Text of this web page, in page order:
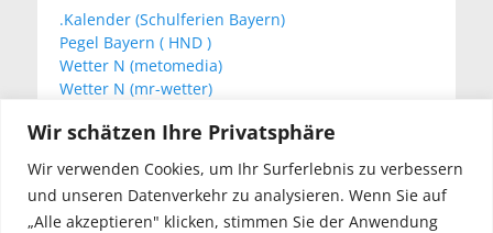
Wir schätzen Ihre Privatsphäre
Wir verwenden Cookies, um Ihr Surferlebnis zu verbessern
und unseren Datenverkehr zu analysieren. Wenn Sie auf
„Alle akzeptieren" klicken, stimmen Sie der Anwendung
.Kalender (Schulferien Bayern)
Pegel Bayern ( HND )
Wetter N (metomedia)
Wetter N (mr-wetter)
KVN Newsletter
Your email: